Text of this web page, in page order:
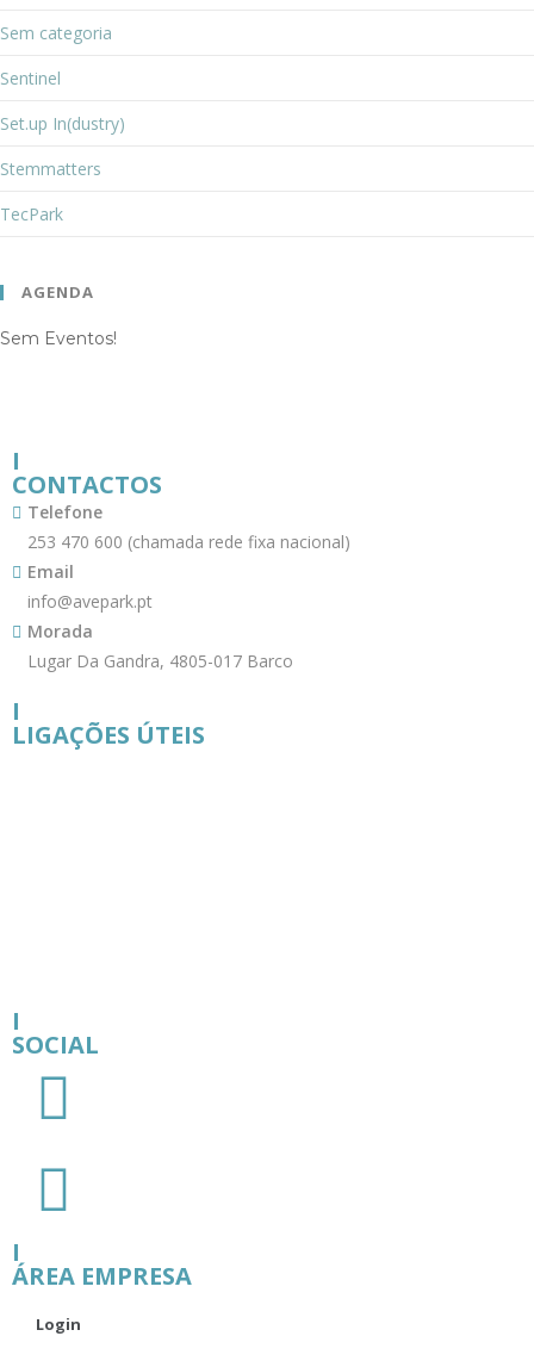
Sem categoria
Sentinel
Set.up In(dustry)
Stemmatters
TecPark
AGENDA
Sem Eventos!
I
CONTACTOS
Telefone
253 470 600 (chamada rede fixa nacional)
Email
info@avepark.pt
Morada
Lugar Da Gandra, 4805-017 Barco
I
LIGAÇÕES ÚTEIS
I
SOCIAL
I
ÁREA EMPRESA
Login